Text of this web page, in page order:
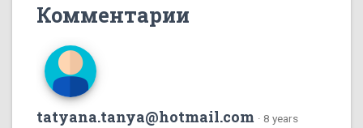
Комментарии
tatyana.tanya@hotmail.com · 8 years